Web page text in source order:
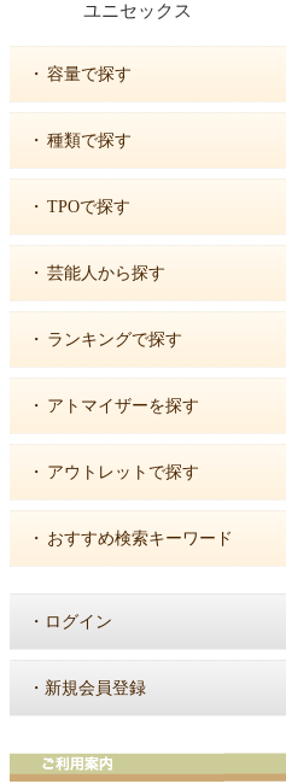
ユニセックス
・ 容量で探す
・ 種類で探す
・ TPOで探す
・ 芸能人から探す
・ ランキングで探す
・ アトマイザーを探す
・ アウトレットで探す
・ おすすめ検索キーワード
・ ログイン
・ 新規会員登録